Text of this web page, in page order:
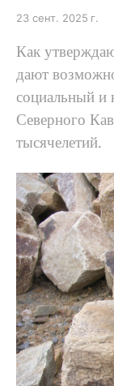
23 сент. 2025 г.
Как
дают
социальный и
Северного
тысячелетий.